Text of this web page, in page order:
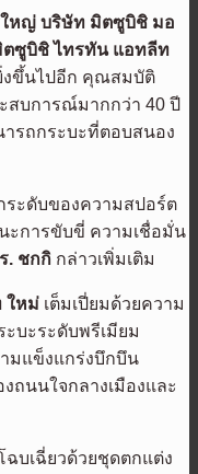
ใหญ่ บริษัท มิตซูบิชิ มอ
ตซูบิชิ ไทรทัน แอทลีท
งขึ้นไปอีก คุณสมบัติ
สบการณ์มากกว่า 40 ปี
รถกระบะที่ตอบสนอง
ระดับของความสปอร์ต
ะการขับขี่ ความเชื่อมั่น
. ชกกิ กล่าวเพิ่มเติม
ใหม่ เต็มเปี่ยมด้วยความ
บะระดับพรีเมียม
มแข็งแกร่งบึกบึน
นนใจกลางเมืองและ
ฉบเฉี่ยวด้วยชุดตกแต่ง